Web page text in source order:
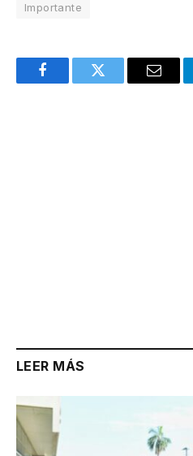
Importante
FacebookTwitter Email
LEER MÁS